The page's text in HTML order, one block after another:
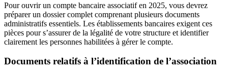
Pour ouvrir un compte bancaire associatif en 2025, vous devrez
préparer un dossier complet comprenant plusieurs documents
administratifs essentiels. Les établissements bancaires exigent ces
pièces pour s’assurer de la légalité de votre structure et identifier
clairement les personnes habilitées à gérer le compte.
Documents relatifs à l’identification de l’association